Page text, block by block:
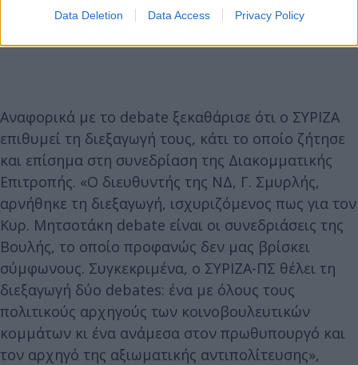
Data Deletion Data Access Privacy Policy
Αναφορικά με το debate ξεκαθάρισε ότι ο ΣΥΡΙΖΑ
επιθυμεί τη διεξαγωγή τους, κάτι το οποίο ζήτησε
και επίσημα στη συνεδρίαση της Διακομματικής
Επιτροπής. «Ο διευθυντής της ΝΔ, Γ. Σμυρλής,
αρνήθηκε τη διεξαγωγή, ισχυριζόμενος πως για τον
Κυρ. Μητσοτάκη debate είναι οι συνεδριάσεις της
Βουλής, το οποίο προφανώς δεν μας βρίσκει
σύμφωνους. Συγκεκριμένα, ο ΣΥΡΙΖΑ-ΠΣ θέλει τη
διεξαγωγή δύο debates: ένα με όλους τους
πολιτικούς αρχηγούς των κοινοβουλευτικών
κομμάτων κι ένα ανάμεσα στον πρωθυπουργό και
τον αρχηγό της αξιωματικής αντιπολίτευσης»,